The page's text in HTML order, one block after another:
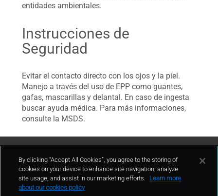
entidades ambientales.
Instrucciones de
Seguridad
Evitar el contacto directo con los ojos y la piel.
Manejo a través del uso de EPP como guantes,
gafas, mascarillas y delantal. En caso de ingesta
buscar ayuda médica. Para más informaciones,
consulte la MSDS.
Contáctenos
By clicking “Accept All Cookies”, you agree to the storing of
cookies on your device to enhance site navigation, analyze
site usage, and assist in our marketing efforts.
Learn more
about our cookies policy